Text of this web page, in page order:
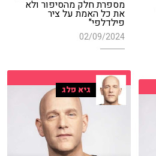
מספרת חלק מהסיפור ולא
את כל האמת על ציר
פילדלפי"
02/09/2024
גיא פלג